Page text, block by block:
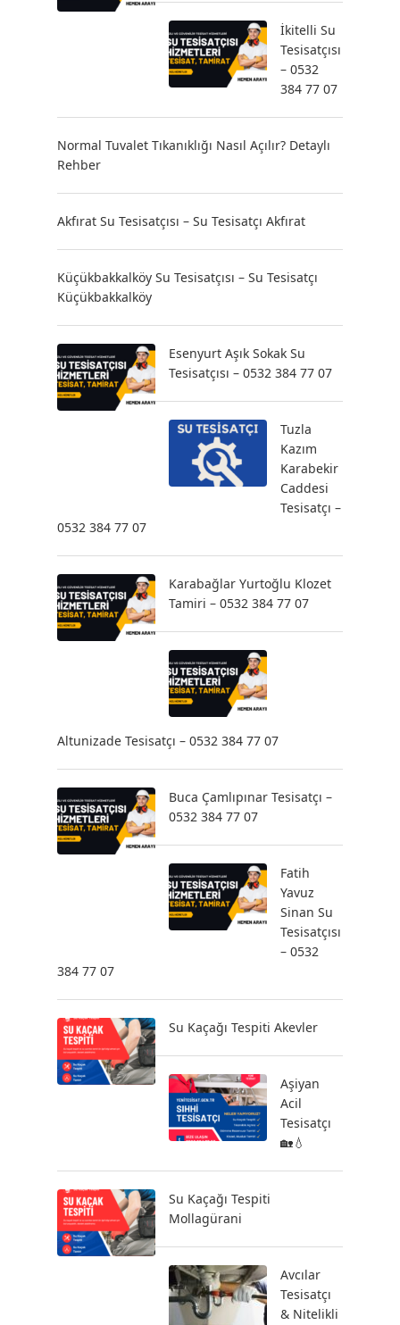
İkitelli Su
Tesisatçısı
– 0532
384 77 07
Normal Tuvalet Tıkanıklığı Nasıl Açılır? Detaylı
Rehber
Akfırat Su Tesisatçısı – Su Tesisatçı Akfırat
Küçükbakkalköy Su Tesisatçısı – Su Tesisatçı
Küçükbakkalköy
Esenyurt Aşık Sokak Su
Tesisatçısı – 0532 384 77 07
Tuzla
Kazım
Karabekir
Caddesi
Tesisatçı –
0532 384 77 07
Karabağlar Yurtoğlu Klozet
Tamiri – 0532 384 77 07
Altunizade Tesisatçı – 0532 384 77 07
Buca Çamlıpınar Tesisatçı –
0532 384 77 07
Fatih
Yavuz
Sinan Su
Tesisatçısı
– 0532
384 77 07
Su Kaçağı Tespiti Akevler
Aşiyan
Acil
Tesisatçı
🏡💧
Su Kaçağı Tespiti
Mollagürani
Avcılar
Tesisatçı
& Nitelikli